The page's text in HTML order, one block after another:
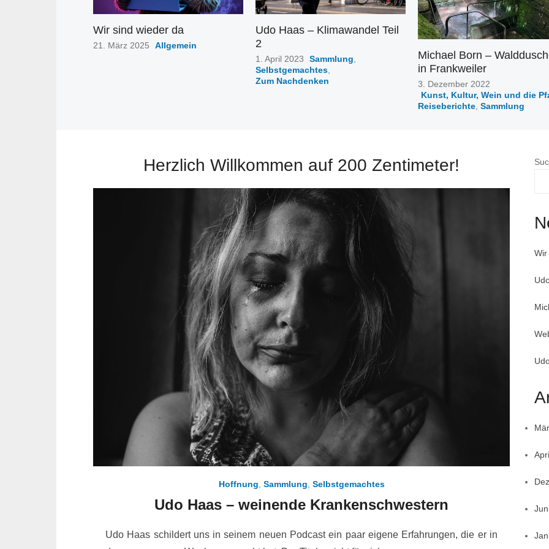
Wir sind wieder da
Posted
21. März 2025 Allgemein
Udo Haas – Klimawandel Teil
2
Posted
on
1. April 2023 Sammlung,
Selbstgemachtes,
Zum Nachdenken
Michael Born –
in Frankweiler
Posted
on
3. Dezember 2022
Kunst, Kultur, Wein und die
Reiseberichte Sammlung
Herzlich Willkommen auf 200 Zentimeter!
Hoffnung Sammlung Selbstgemachtes
Udo Haas – weinende Krankenschwestern
Udo Haas schildert uns in seinem neuen Podcast ein paar eigene Erfahrungen, die er in